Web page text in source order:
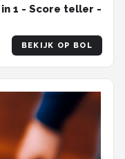
1 - Score teller -
BEKIJK OP BOL